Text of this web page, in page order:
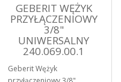
GEBERIT WĘŻYK
PRZYŁĄCZENIOWY
3/8"
UNIWERSALNY
240.069.00.1
Geberit Wężyk